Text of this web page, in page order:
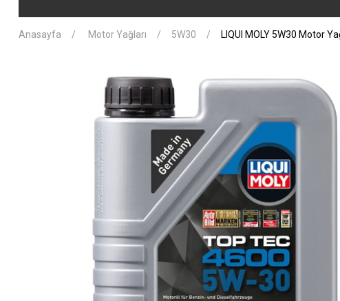
Anasayfa Motor Yağları 5W30 LIQUI MOLY 5W30 Motor